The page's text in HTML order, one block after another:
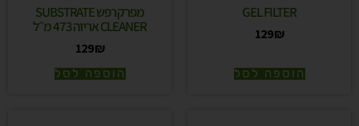
GEL FILTER
129₪
הוספה לסל
מפרק רפש SUBSTRATE
CLEANER אריזה 473 מ״ל
129₪
הוספה לסל